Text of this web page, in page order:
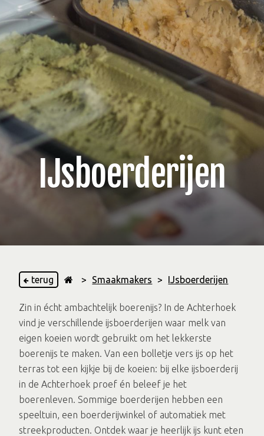
IJsboerderijen
terug > Smaakmakers > IJsboerderijen
Zin in écht ambachtelijk boerenijs? In de Achterhoek
vind je verschillende ijsboerderijen waar melk van
eigen koeien wordt gebruikt om het lekkerste
boerenijs te maken. Van een bolletje vers ijs op het
terras tot een kijkje bij de koeien: bij elke ijsboerderij
in de Achterhoek proef én beleef je het
boerenleven. Sommige boerderijen hebben een
speeltuin, een boerderijwinkel of automatiek met
streekproducten. Ontdek waar je heerlijk ijs kunt eten